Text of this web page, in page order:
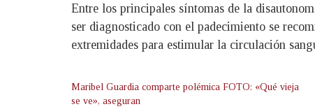
Entre los principales síntomas de la
ser diagnosticado con el padecimiento se
extremidades para estimular la circulación
Maribel Guardia comparte polémica FOTO: «Qué vieja
se ve», aseguran